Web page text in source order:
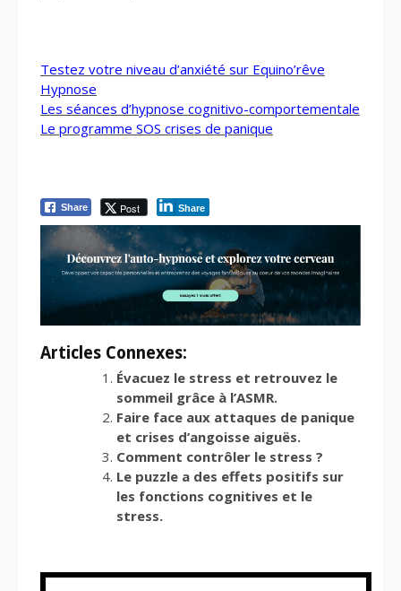
Testez votre niveau d’anxiété sur Equino’rêve
Hypnose
Les séances d’hypnose cognitivo-comportementale
Le programme SOS crises de panique
Share Post Share
Articles Connexes:
Évacuez le stress et retrouvez le
sommeil grâce à l’ASMR.
Faire face aux attaques de panique
et crises d’angoisse aiguës.
Comment contrôler le stress ?
Le puzzle a des effets positifs sur
les fonctions cognitives et le
stress.